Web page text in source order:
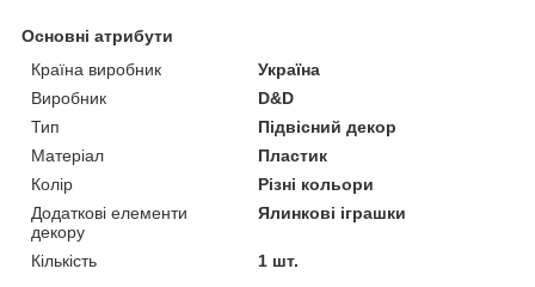
Основні атрибути
Країна виробник
Україна
Виробник
D&D
Тип
Підвісний декор
Матеріал
Пластик
Колір
Різні кольори
Додаткові елементи
декору
Ялинкові іграшки
Кількість 1 шт.